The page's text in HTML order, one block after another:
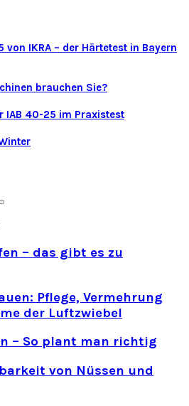
IKRA – der Härtetest in Bayern
brauchen Sie?
IAB 40-25 im Praxistest
– das gibt es zu
Pflege, Vermehrung
der Luftzwiebel
– So plant man richtig
von Nüssen und